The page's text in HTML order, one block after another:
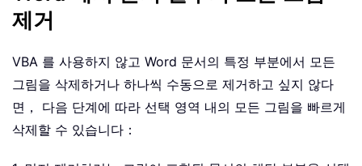
제거
VBA 를 사용하지 않고 Word 문서의 특정 부분에서 모든
그림을 삭제하거나 하나씩 수동으로 제거하고 싶지 않다
면， 다음 단계에 따라 선택 영역 내의 모든 그림을 빠르게
삭제할 수 있습니다：